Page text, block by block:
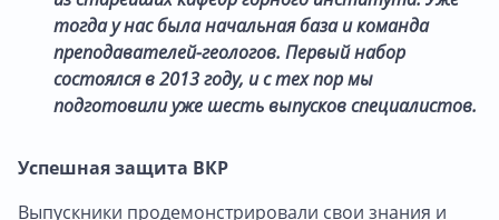
тогда у нас была начальная база и команда
преподавателей-геологов. Первый набор
состоялся в 2013 году, и с тех пор мы
подготовили уже шесть выпусков специалистов.
Успешная защита ВКР
Выпускники продемонстрировали свои знания и